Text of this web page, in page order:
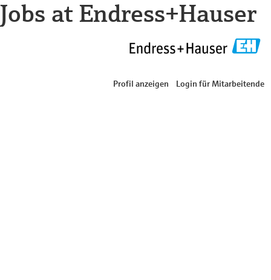
Jobs at Endress+Hauser
Profil anzeigen Login für Mitarbeitende